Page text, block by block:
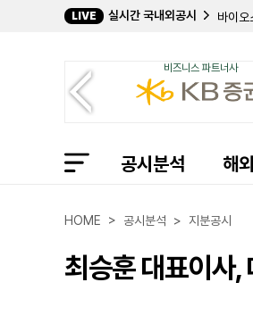
LIVE 실시간 국내외공시
바이
길데
임믹
자이
인디
엑스
사일
이센
비즈니스 파트너사
공시분석 해
HOME > 공시분석 > 지분공시
최승훈 대표이